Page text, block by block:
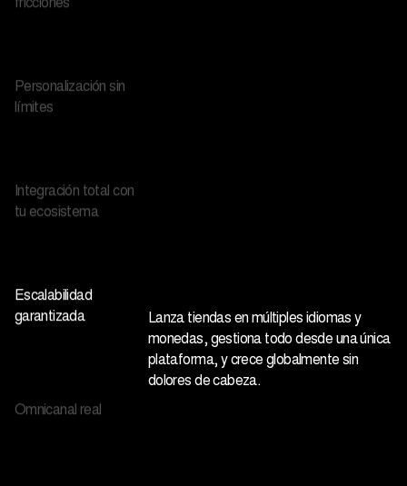
límites
tu ecosistema
garantizada
Lanza tiendas en múltiples idiomas y
monedas, gestiona todo desde una única
plataforma, y crece globalmente sin
dolores de cabeza.